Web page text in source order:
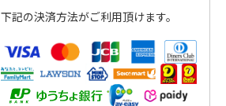
下記の決済方法がご利用頂けます。